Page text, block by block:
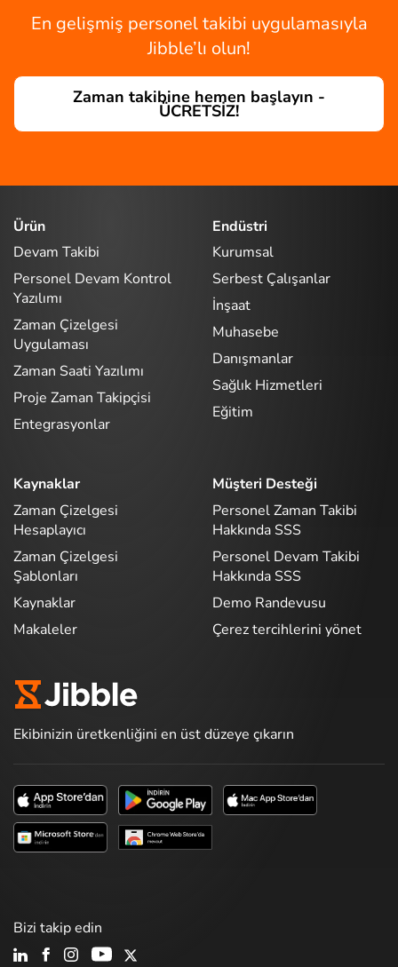
En gelişmiş personel takibi uygulamasıyla
Jibble’lı olun!
Zaman takibine hemen başlayın -
ÜCRETSİZ!
Ürün
Devam Takibi
Personel Devam Kontrol
Yazılımı
Zaman Çizelgesi
Uygulaması
Zaman Saati Yazılımı
Proje Zaman Takipçisi
Entegrasyonlar
Endüstri
Kurumsal
Serbest Çalışanlar
İnşaat
Muhasebe
Danışmanlar
Sağlık Hizmetleri
Eğitim
Kaynaklar
Zaman Çizelgesi
Hesaplayıcı
Zaman Çizelgesi
Şablonları
Kaynaklar
Makaleler
Müşteri Desteği
Personel Zaman Takibi
Hakkında SSS
Personel Devam Takibi
Hakkında SSS
Demo Randevusu
Çerez tercihlerini yönet
Ekibinizin üretkenliğini en üst düzeye çıkarın
Bizi takip edin